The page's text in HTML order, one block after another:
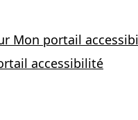
Mon portail
accessibilité